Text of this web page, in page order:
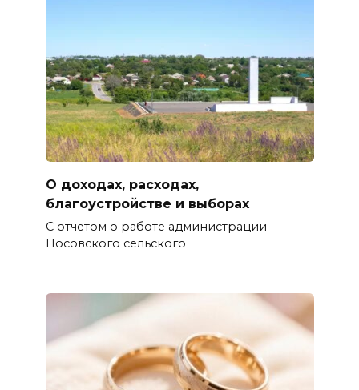
О доходах, расходах,
благоустройстве и выборах
С отчетом о работе администрации
Носовского сельского